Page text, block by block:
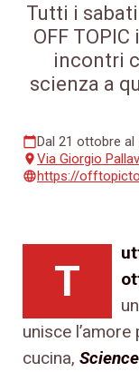
Tutti i
OFF
incontri
scienza a
calendar_todayDal 21 ottobre al
placeVia Giorgio
languagehttps://
T
unisce
cucina,